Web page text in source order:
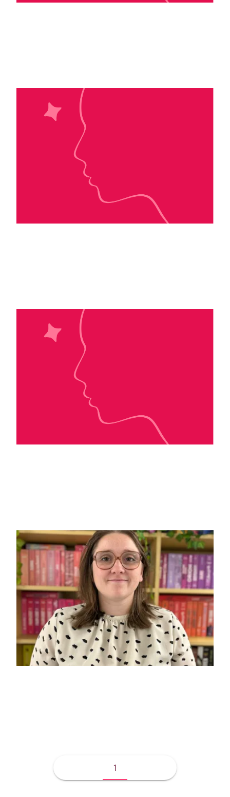
Sawyer Bennett
Pauline Bernardeau
Jane-harvey Berrick
1